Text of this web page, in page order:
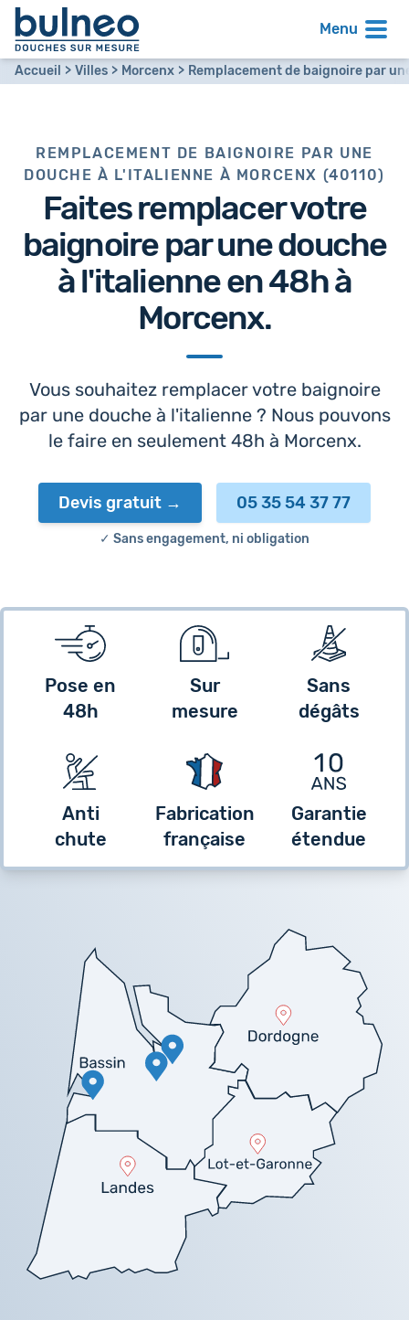
Menu
Accueil Villes Morcenx Remplacement de baignoire par
REMPLACEMENT DE BAIGNOIRE PAR UNE
DOUCHE À L'ITALIENNE À MORCENX (40110)
Faites remplacer votre
baignoire parune douche
à l'italienne en 48hà
Morcenx.
Vous souhaitez remplacer votre baignoire
par une douche à l'italienne ? Nous pouvons
le faire en seulement 48h à Morcenx.
Devis gratuit 05 35 54 37 77
✓ Sans engagement, ni obligation
Pose en
48h
Sur
mesure
Sans
dégâts
Anti
chute
Fabrication
française
Garantie
étendue